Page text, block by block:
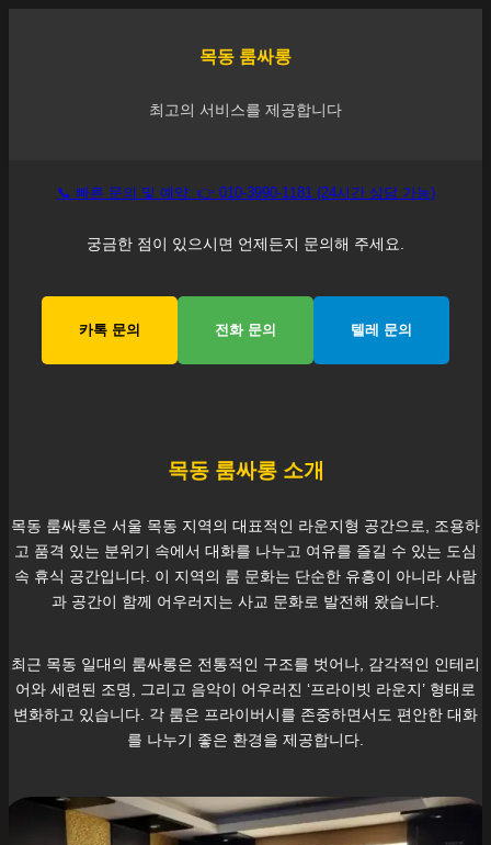
목동 룸싸롱
최고의 서비스를 제공합니다
📞 빠른 문의 및 예약: 👉 010-3990-1181 (24시간 상담 가능)
궁금한 점이 있으시면 언제든지 문의해 주세요.
카톡 문의 전화 문의 텔레 문의
목동룸싸롱 소개
목동 룸싸롱은 서울 목동 지역의 대표적인 라운지형 공간으로, 조용하
고 품격 있는 분위기 속에서 대화를 나누고 여유를 즐길 수 있는 도심
속 휴식 공간입니다. 이 지역의 룸 문화는 단순한 유흥이 아니라 사람
과 공간이 함께 어우러지는 사교 문화로 발전해 왔습니다.
최근 목동 일대의 룸싸롱은 전통적인 구조를 벗어나, 감각적인 인테리
어와 세련된 조명, 그리고 음악이 어우러진 ‘프라이빗 라운지’ 형태로
변화하고 있습니다. 각 룸은 프라이버시를 존중하면서도 편안한 대화
를 나누기 좋은 환경을 제공합니다.